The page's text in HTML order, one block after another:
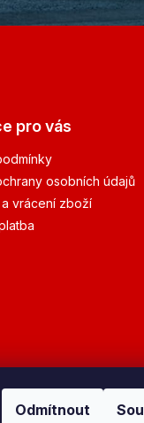
Odmítnout
pro vás
osobních údajů
vrácení zboží